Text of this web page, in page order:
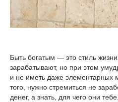
Быть богатым — это стиль
зарабатывают, но при этом
и не иметь даже элементарных
того, нужно стремиться не
денег, а знать, для чего они